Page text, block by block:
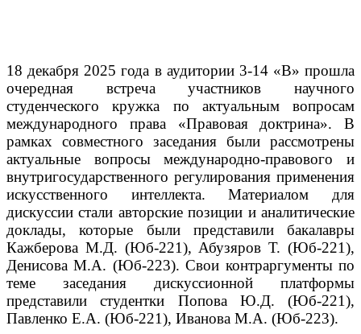
18 декабря 2025 года в аудитории 3-14 «В» прошла
очередная встреча участников научного
студенческого кружка по актуальным вопросам
международного права «Правовая доктрина». В
рамках совместного заседания были рассмотрены
актуальные вопросы международно-правового и
внутригосударственного регулирования применения
искусственного интеллекта. Материалом для
дискуссии стали авторские позиции и аналитические
доклады, которые были представили бакалавры
Кажберова М.Д. (Юб-221), Абузяров Т. (Юб-221),
Денисова М.А. (Юб-223). Свои контраргументы по
теме заседания дискуссионной платформы
представили студентки Попова Ю.Д. (Юб-221),
Павленко Е.А. (Юб-221), Иванова М.А. (Юб-223).